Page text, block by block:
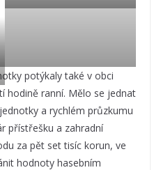
potýkaly také v obci
hodině ranní. Mělo se jednat
a rychlém průzkumu
přístřešku a zahradní
za pět set tisíc korun, ve
hodnoty hasebním